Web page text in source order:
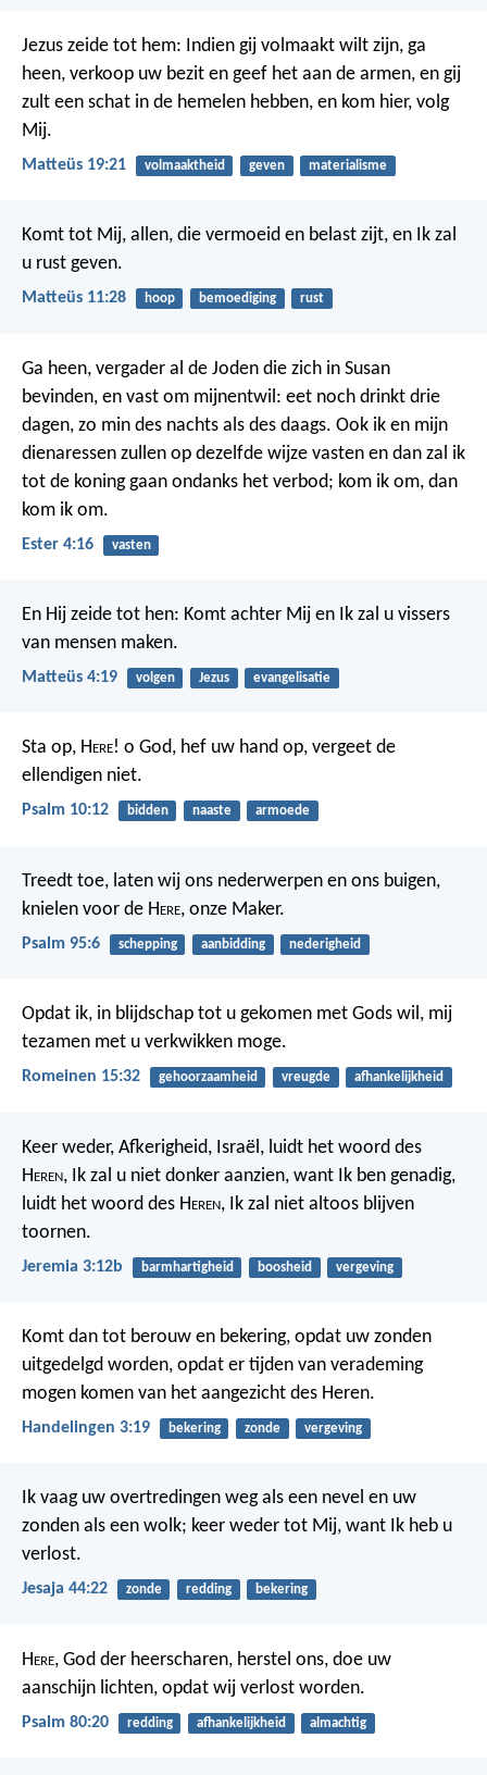
Jezus zeide tot hem: Indien gij volmaakt wilt zijn, ga
heen, verkoop uw bezit en geef het aan de armen, en gij
zult een schat in de hemelen hebben, en kom hier, volg
Mij.
Matteüs 19:21 volmaaktheid geven materialisme
Komt tot Mij, allen, die vermoeid en belast zijt, en Ik zal
u rust geven.
Matteüs 11:28 hoop bemoediging rust
Ga heen, vergader al de Joden die zich in Susan
bevinden, en vast om mijnentwil: eet noch drinkt drie
dagen, zo min des nachts als des daags. Ook ik en mijn
dienaressen zullen op dezelfde wijze vasten en dan zal ik
tot de koning gaan ondanks het verbod; kom ik om, dan
kom ik om.
Ester 4:16 vasten
En Hij zeide tot hen: Komt achter Mij en Ik zal u vissers
van mensen maken.
Matteüs 4:19 volgen Jezus evangelisatie
Sta op, Here! o God, hef uw hand op, vergeet de
ellendigen niet.
Psalm 10:12 bidden naaste armoede
Treedt toe, laten wij ons nederwerpen en ons buigen,
knielen voor de Here, onze Maker.
Psalm 95:6 schepping aanbidding nederigheid
Opdat ik, in blijdschap tot u gekomen met Gods wil, mij
tezamen met u verkwikken moge.
Romeinen 15:32 gehoorzaamheid vreugde afhankelijkheid
Keer weder, Afkerigheid, Israël, luidt het woord des
Heren, Ik zal u niet donker aanzien, want Ik ben genadig,
luidt het woord des Heren, Ik zal niet altoos blijven
toornen.
Jeremia 3:12b barmhartigheid boosheid vergeving
Komt dan tot berouw en bekering, opdat uw zonden
uitgedelgd worden, opdat er tijden van verademing
mogen komen van het aangezicht des Heren.
Handelingen 3:19 bekering zonde vergeving
Ik vaag uw overtredingen weg als een nevel en uw
zonden als een wolk; keer weder tot Mij, want Ik heb u
verlost.
Jesaja 44:22 zonde redding bekering
Here, God der heerscharen, herstel ons, doe uw
aanschijn lichten, opdat wij verlost worden.
Psalm 80:20 redding afhankelijkheid almachtig